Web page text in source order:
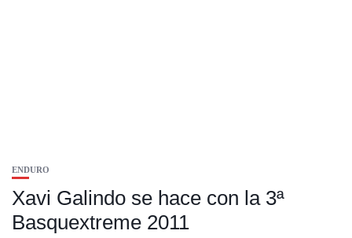
ENDURO
Xavi Galindo se hace con la 3ª
Basquextreme 2011